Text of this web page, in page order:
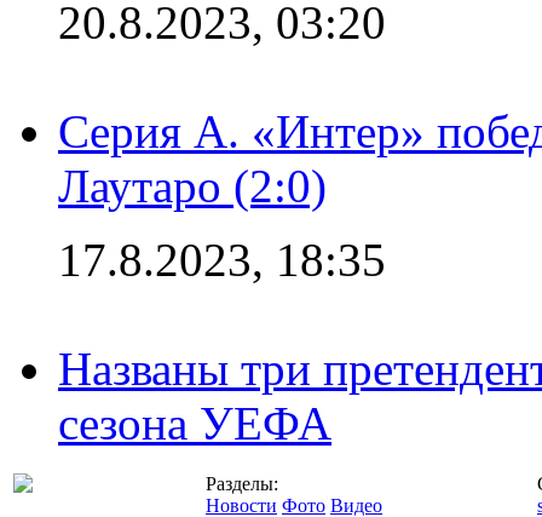
20.8.2023, 03:20
Серия А. «Интер»
Лаутаро (2:0)
17.8.2023, 18:35
Названы три
сезона УЕФА
Разделы:
Новости Фото Видео